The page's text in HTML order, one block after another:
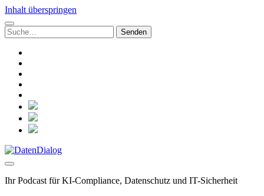
Inhalt überspringen
Suchen
nach:
social_icon_custom_1
social_icon_custom_2
social_icon_custom_3
DatenDialog
Ihr Podcast für KI-Compliance, Datenschutz und IT-Sicherheit